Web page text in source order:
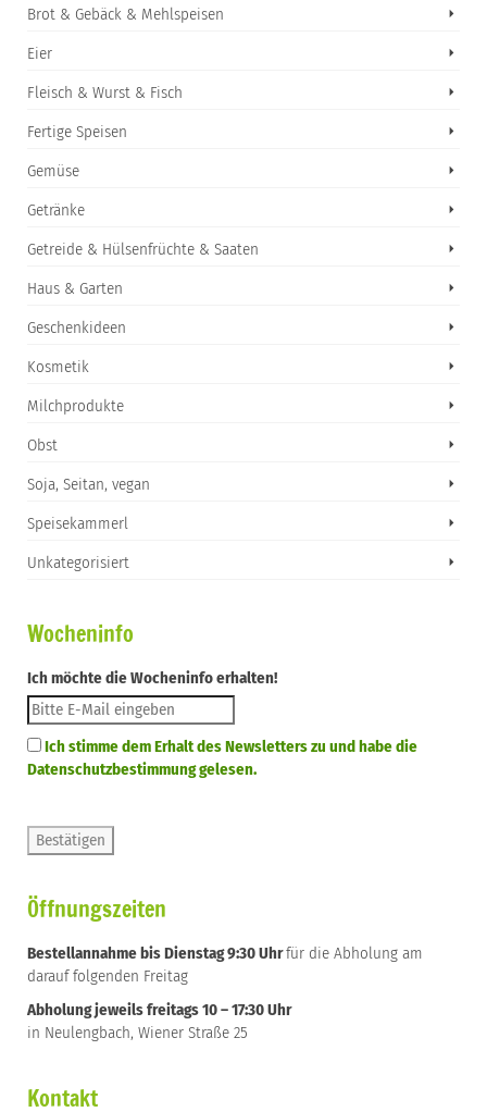
Brot & Gebäck & Mehlspeisen
Eier
Fleisch & Wurst & Fisch
Fertige Speisen
Gemüse
Getränke
Getreide & Hülsenfrüchte & Saaten
Haus & Garten
Geschenkideen
Kosmetik
Milchprodukte
Obst
Soja, Seitan, vegan
Speisekammerl
Unkategorisiert
Wocheninfo
Ich möchte die Wocheninfo erhalten!
Ich stimme dem Erhalt des Newsletters zu und habe die
Datenschutzbestimmung gelesen.
Öffnungszeiten
Bestellannahme bis Dienstag 9:30 Uhrfür die Abholung am
darauf folgenden Freitag
Abholung jeweils freitags 10 – 17:30 Uhr
in Neulengbach, Wiener Straße 25
Kontakt